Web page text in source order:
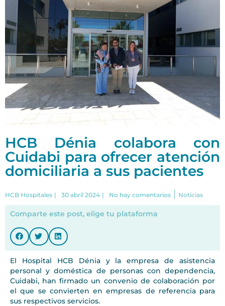
HCB Dénia colabora con
Cuidabi para ofrecer atención
domiciliaria a sus pacientes
HCB Hospitales | 30 abril 2024 | No hay comentarios Noticias
Comparte este post, elige tu plataforma
El Hospital HCB Dénia y la empresa de asistencia
personal y doméstica de personas con dependencia,
Cuidabi, han firmado un convenio de colaboración por
el que se convierten en empresas de referencia para
sus respectivos servicios.